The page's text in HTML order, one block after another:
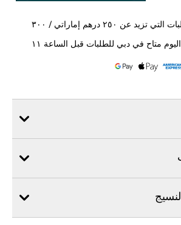
توصيل مجاني للطلبات التي تزيد عن ٢٥٠ درهم إماراتي / ٣٠٠
التوصيل في نفس اليوم متاح في دبي للطلبات قبل الساعة ١١